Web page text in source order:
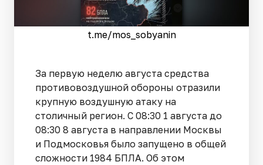
t.me/mos_sobyanin
За первую неделю августа средства
противовоздушной обороны отразили
крупную воздушную атаку на
столичный регион. С 08:30 1 августа до
08:30 8 августа в направлении Москвы
и Подмосковья было запущено в общей
сложности 1984 БПЛА. Об этом